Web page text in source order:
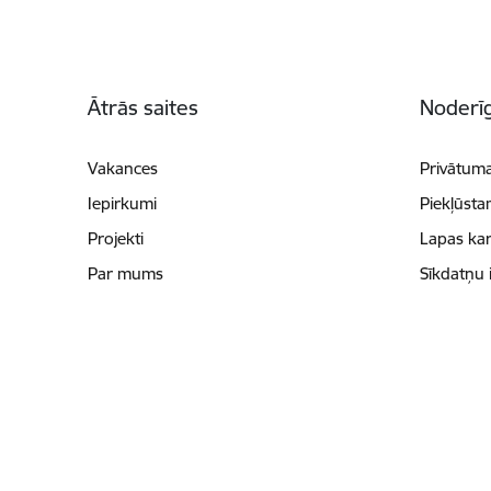
Ātrās saites
Vakances
Iepirkumi
Projekti
Par mums
Lapas
Sīkdatņu